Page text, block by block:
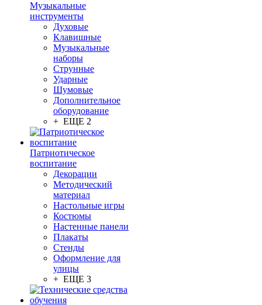
Музыкальные
инструменты
Духовые
Клавишные
Музыкальные
наборы
Струнные
Ударные
Шумовые
Дополнительное
оборудование
+ ЕЩЕ 2
Патриотическое
воспитание
Декорации
Методический
материал
Настольные игры
Костюмы
Настенные панели
Плакаты
Стенды
Оформление для
улицы
+ ЕЩЕ 3